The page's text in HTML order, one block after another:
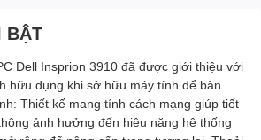
BẬT
Dell Insprion 3910 đã được giới thiệu với
hữu dụng khi sở hữu máy tính để bàn
Thiết kế mang tính cách mạng giúp tiết
ảnh hưởng đến hiệu năng hệ thống